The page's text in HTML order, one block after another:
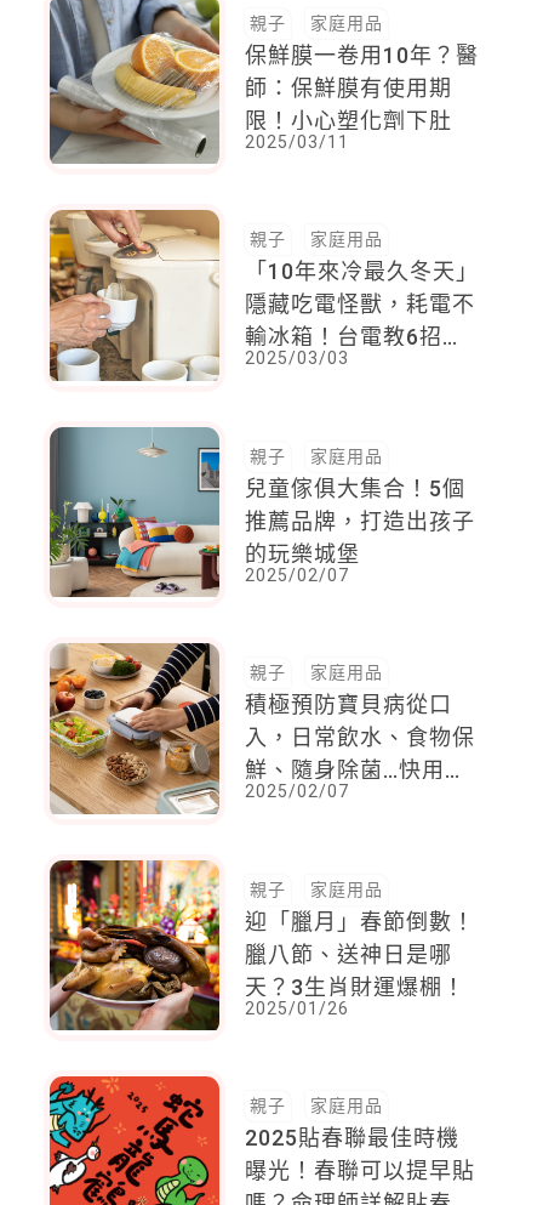
親子 家庭用品
保鮮膜一卷用10年？醫
師：保鮮膜有使用期
限！小心塑化劑下肚
2025/03/11
親子 家庭用品
「10年來冷最久冬天」
隱藏吃電怪獸，耗電不
輸冰箱！台電教6招省
錢
2025/03/03
親子 家庭用品
兒童傢俱大集合！5個
推薦品牌，打造出孩子
的玩樂城堡
2025/02/07
親子 家庭用品
積極預防寶貝病從口
入，日常飲水、食物保
鮮、隨身除菌…快用這
些產品守護健康！
2025/02/07
親子 家庭用品
迎「臘月」春節倒數！
臘八節、送神日是哪
天？3生肖財運爆棚！
2025/01/26
親子 家庭用品
2025貼春聯最佳時機
曝光！春聯可以提早貼